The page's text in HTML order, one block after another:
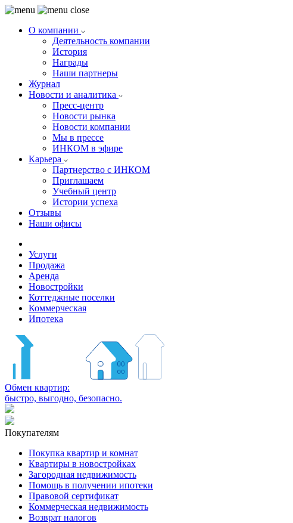
О компании
Деятельность компании
История
Награды
Наши партнеры
Журнал
Новости и аналитика
Пресс-центр
Новости рынка
Новости компании
Мы в прессе
ИНКОМ в эфире
Карьера
Партнерство с ИНКОМ
Приглашаем
Учебный центр
Истории успеха
Отзывы
Наши офисы
Услуги
Продажа
Аренда
Новостройки
Коттеджные поселки
Коммерческая
Ипотека
Обмен квартир:
быстро, выгодно, безопасно.
Покупателям
Покупка квартир и комнат
Квартиры в новостройках
Загородная недвижимость
Помощь в получении ипотеки
Правовой сертификат
Коммерческая недвижимость
Возврат налогов